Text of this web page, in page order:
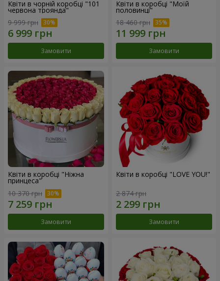
Квіти в чорній коробці "101
червона троянда"
9 999 грн
Замовити
Квіти в коробці "Моїй
половинці"
18 460 грн
Замовити
Квіти в коробці "Ніжна
принцеса"
10 370 грн
Замовити
Квіти в коробці "LOVE YOU!"
2 874 грн
Замовити